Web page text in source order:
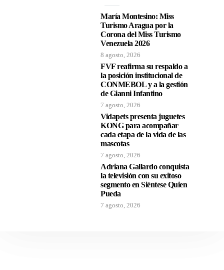
María Montesino: Miss
Turismo Aragua por la
Corona del Miss Turismo
Venezuela 2026
8 agosto, 2026
FVF reafirma su respaldo a
la posición institucional de
CONMEBOL y a la gestión
de Gianni Infantino
7 agosto, 2026
Vidapets presenta juguetes
KONG para acompañar
cada etapa de la vida de las
mascotas
7 agosto, 2026
Adriana Gallardo conquista
la televisión con su exitoso
segmento en Siéntese Quien
Pueda
7 agosto, 2026